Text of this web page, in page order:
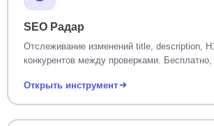
SEO Радар
Отслеживание изменений title, description,
конкурентов между проверками. Бесплатно,
Открыть инструмент